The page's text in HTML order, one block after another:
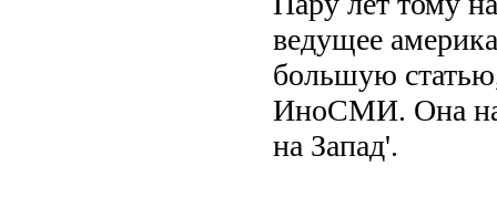
ведущее
большую статью,
ИноСМИ. Она
на Запад'.